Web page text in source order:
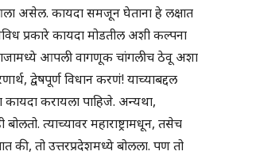
असेल. कायदा समजून घेताना हे लक्षात
प्रकारे कायदा मोडतील अशी कल्पना
आपली वागणूक चांगलीच ठेवू अशा
द्वेषपूर्ण विधान करणं! याच्याबद्दल
कायदा करायला पाहिजे. अन्यथा,
त्याच्यावर महाराष्ट्रामधून, तसेच
तो उत्तरप्रदेशमध्ये बोलला. पण तो